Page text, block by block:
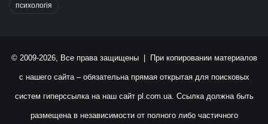
психологія
© 2009-2026, Все права защищены | При копировании материалов
с нашего сайта – обязательна прямая открытая для поисковых
систем гиперссылка на наш сайт pl.com.ua. Ссылка должна быть
размещена в независимости от полного либо частичного